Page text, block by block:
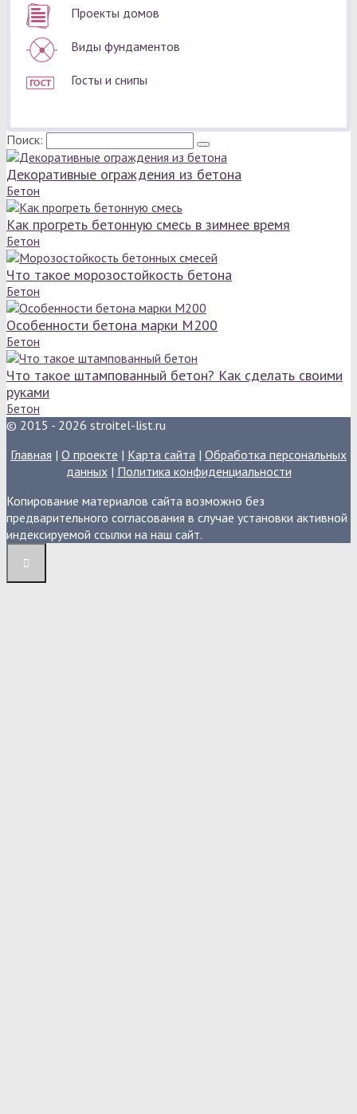
Проекты домов
Виды фундаментов
Госты и снипы
Поиск:
Декоративные ограждения из бетона
Бетон
Как прогреть бетонную смесь в зимнее время
Бетон
Что такое морозостойкость бетона
Бетон
Особенности бетона марки М200
Бетон
Что такое штампованный бетон? Как сделать своими
руками
Бетон
© 2015 - 2026 stroitel-list.ru
Главная | О проекте | Карта сайта | Обработка персональных
данных| Политика конфиденциальности
Копирование материалов сайта возможно без
предварительного согласования в случае установки активной
индексируемой ссылки на наш сайт.